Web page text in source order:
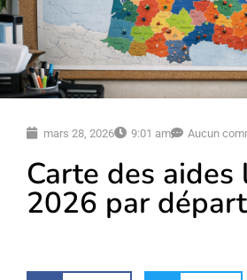
mars 28, 2026 9:01 am Aucun
Carte des aides
2026 par